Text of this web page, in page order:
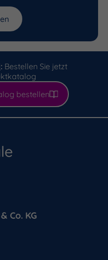
: Bestellen Sie jetzt
bestellen
Co. KG